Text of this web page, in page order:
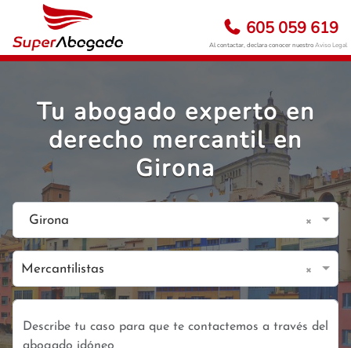
605 059 619
Al contactar, declara conocer nuestroAviso Legal
Tu abogado experto en
derecho mercantil en
Girona
Girona ×
Mercantilistas ×